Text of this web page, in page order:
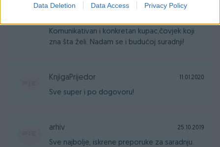
Data Deletion Data Access Privacy Policy
Armyn 29.08.2020
Komunikativan i konkretan kupac,čovjek koji
zna šta želi. Nadam se i budućoj suradnji!
KnjigaPrijedor 11.01.2020
Sve super i po dogovoru!
arhiv 25.10.2019
Sve najbolje, iskrene preporuke za saradnju.